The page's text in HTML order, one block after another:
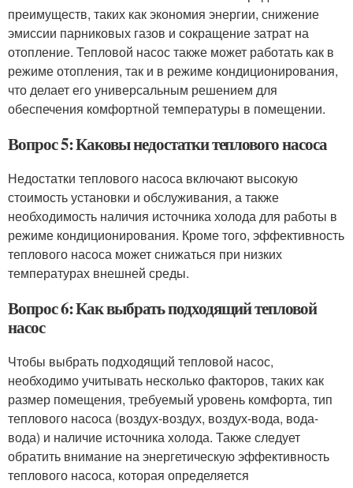
преимуществ, таких как экономия энергии, снижение
эмиссии парниковых газов и сокращение затрат на
отопление. Тепловой насос также может работать как в
режиме отопления, так и в режиме кондиционирования,
что делает его универсальным решением для
обеспечения комфортной температуры в помещении.
Вопрос 5: Каковы недостатки теплового насоса
Недостатки теплового насоса включают высокую
стоимость установки и обслуживания, а также
необходимость наличия источника холода для работы в
режиме кондиционирования. Кроме того, эффективность
теплового насоса может снижаться при низких
температурах внешней среды.
Вопрос 6: Как выбрать подходящий тепловой
насос
Чтобы выбрать подходящий тепловой насос,
необходимо учитывать несколько факторов, таких как
размер помещения, требуемый уровень комфорта, тип
теплового насоса (воздух-воздух, воздух-вода, вода-
вода) и наличие источника холода. Также следует
обратить внимание на энергетическую эффективность
теплового насоса, которая определяется